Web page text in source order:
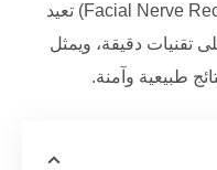
(Facial Nerve Reconstruction) تعيد
تقنيات دقيقة، ويمثل
طبيعية وآمنة.